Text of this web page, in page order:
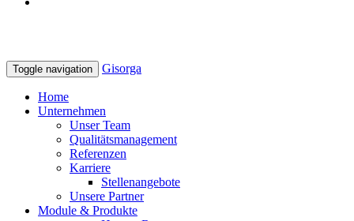
Toggle navigation Gisorga
Home
Unternehmen
Unser Team
Qualitätsmanagement
Referenzen
Karriere
Stellenangebote
Unsere Partner
Module & Produkte